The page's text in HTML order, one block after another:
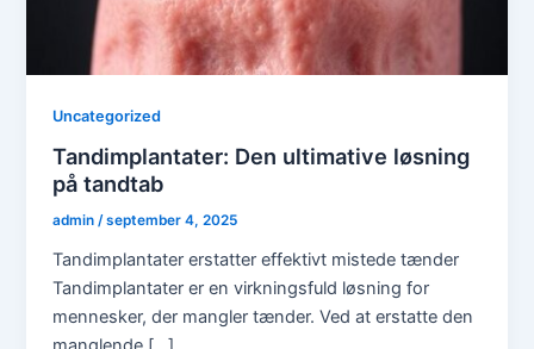
Uncategorized
Tandimplantater: Den ultimative løsning
på tandtab
admin/september 4, 2025
Tandimplantater erstatter effektivt mistede tænder
Tandimplantater er en virkningsfuld løsning for
mennesker, der mangler tænder. Ved at erstatte den